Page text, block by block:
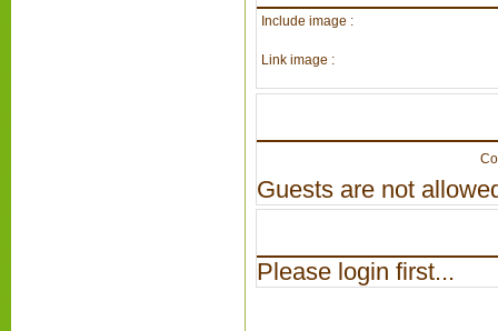
Include image :
Link image :
Guests are not
Please login first...